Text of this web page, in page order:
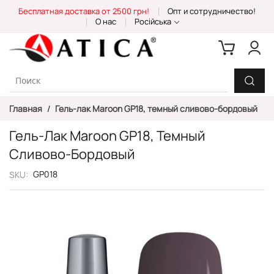
Content
Бесплатная доставка от 2500 грн!
Опт и сотрудничество!
О нас
Російська
Главная Гель-лак Maroon GP18, темный сливово-бордовый
Гель-Лак Maroon GP18, Темный
Сливово-Бордовый
SKU GP018